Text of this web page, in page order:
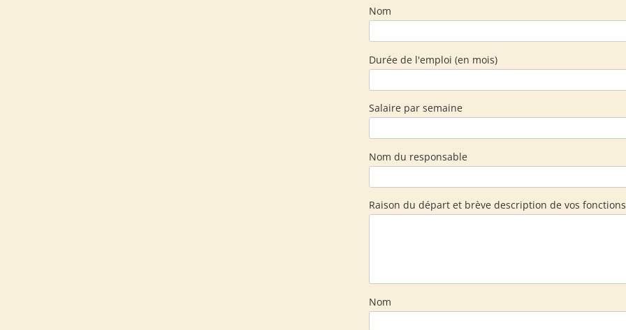
Nom
Durée de l'emploi (en mois)
Salaire par semaine
Nom du responsable
Raison du départ et brève description de vos
Nom